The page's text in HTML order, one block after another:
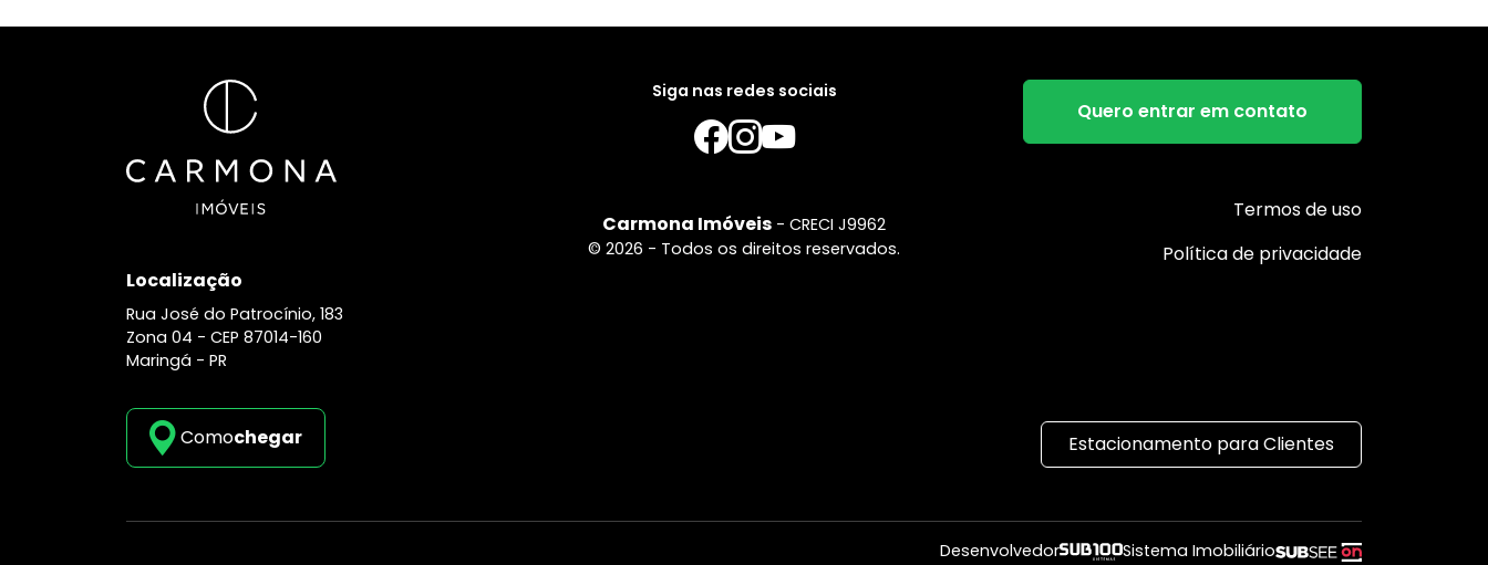
Localização
Rua José do Patrocínio, 183
Zona 04 - CEP 87014-160
Maringá - PR
Comochegar
Siga nas redes sociais
Carmona Imóveis - CRECI J9962
© 2026 - Todos os direitos reservados.
Quero entrar em contato
Termos de uso
Política de privacidade
Estacionamento para Clientes
Desenvolvedor Sistema Imobiliário